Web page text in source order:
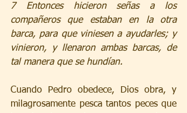
7 Entonces hicieron señas a los
compañeros que estaban en la otra
barca, para que viniesen a ayudarles; y
vinieron, y llenaron ambas barcas, de
tal manera que se hundían.
Cuando Pedro obedece, Dios obra, y
milagrosamente pesca tantos peces que